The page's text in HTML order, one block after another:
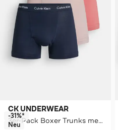
CK UNDERWEAR
3er-Pack Boxer Trunks mehrfarbig
-31%*
Neu